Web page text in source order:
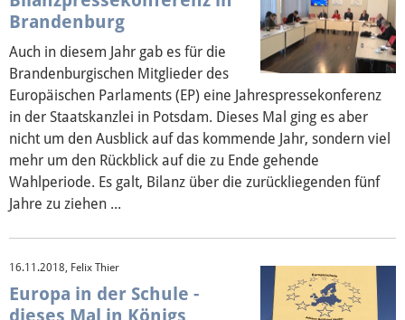
Brandenburg
Auch in diesem Jahr gab es für die
Brandenburgischen Mitglieder des
Europäischen Parlaments (EP) eine Jahrespressekonferenz
in der Staatskanzlei in Potsdam. Dieses Mal ging es aber
nicht um den Ausblick auf das kommende Jahr, sondern viel
mehr um den Rückblick auf die zu Ende gehende
Wahlperiode. Es galt, Bilanz über die zurückliegenden fünf
Jahre zu ziehen ...
16.11.2018, Felix Thier
Europa in der Schule -
dieses Mal in Königs